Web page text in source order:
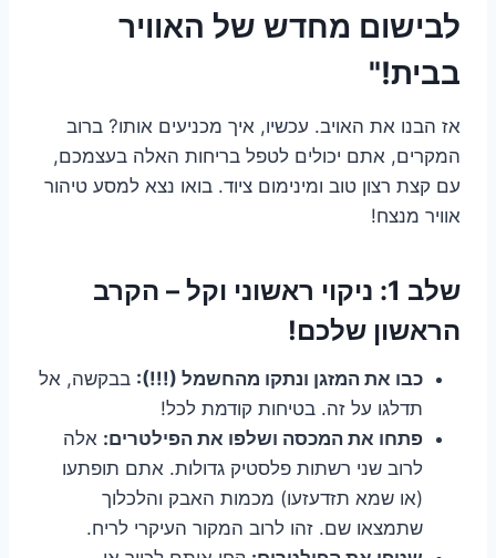
לבישום מחדש של האוויר
בבית!"
אז הבנו את האויב. עכשיו, איך מכניעים אותו? ברוב
המקרים, אתם יכולים לטפל בריחות האלה בעצמכם,
עם קצת רצון טוב ומינימום ציוד. בואו נצא למסע טיהור
אוויר מנצח!
שלב 1: ניקוי ראשוני וקל – הקרב
הראשון שלכם!
כבו את המזגן ונתקו מהחשמל (!!!): בבקשה, אל
תדלגו על זה. בטיחות קודמת לכל!
פתחו את המכסה ושלפו את הפילטרים: אלה
לרוב שני רשתות פלסטיק גדולות. אתם תופתעו
(או שמא תזדעזעו) מכמות האבק והלכלוך
שתמצאו שם. זהו לרוב המקור העיקרי לריח.